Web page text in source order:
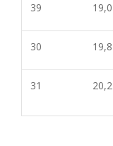
39 19,0
30 19,8
31 20,2